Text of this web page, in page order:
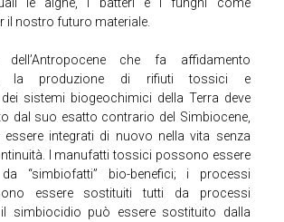
il nostro futuro materiale.
che fa affidamento
la produzione di rifiuti tossici e
dei sistemi biogeochimici della Terra deve
dal suo esatto contrario del Simbiocene,
integrati di nuovo nella vita senza
I manufatti tossici possono essere
“simbiofatti” bio-benefici; i processi
essere sostituiti tutti da processi
simbiocidio può essere sostituito dalla